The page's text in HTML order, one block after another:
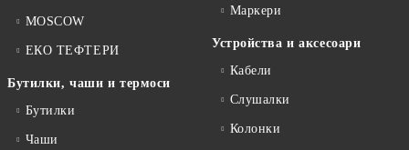
MOSCOW
ЕКО ТЕФТЕРИ
Бутилки, чаши и термоси
Бутилки
Чаши
Маркери
Устройства и аксесоари
Кабели
Слушалки
Колонки